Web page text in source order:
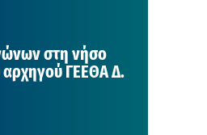
στη νήσο
ΓΕΕΘΑ Δ.